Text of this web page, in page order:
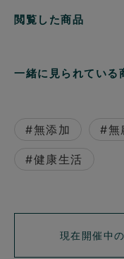
閲覧した商品
一緒に見られている
#無添加 #無
#健康生活
現在開催中